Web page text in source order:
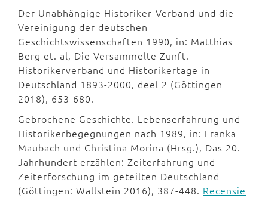
Der Unabhängige Historiker-Verband und die
Vereinigung der deutschen
Geschichtswissenschaften 1990, in: Matthias
Berg et. al, Die Versammelte Zunft.
Historikerverband und Historikertage in
Deutschland 1893-2000, deel 2 (Göttingen
2018), 653-680.
Gebrochene Geschichte. Lebenserfahrung und
Historikerbegegnungen nach 1989, in: Franka
Maubach und Christina Morina (Hrsg.), Das 20.
Jahrhundert erzählen: Zeiterfahrung und
Zeiterforschung im geteilten Deutschland
(Göttingen: Wallstein 2016), 387-448. Recensie